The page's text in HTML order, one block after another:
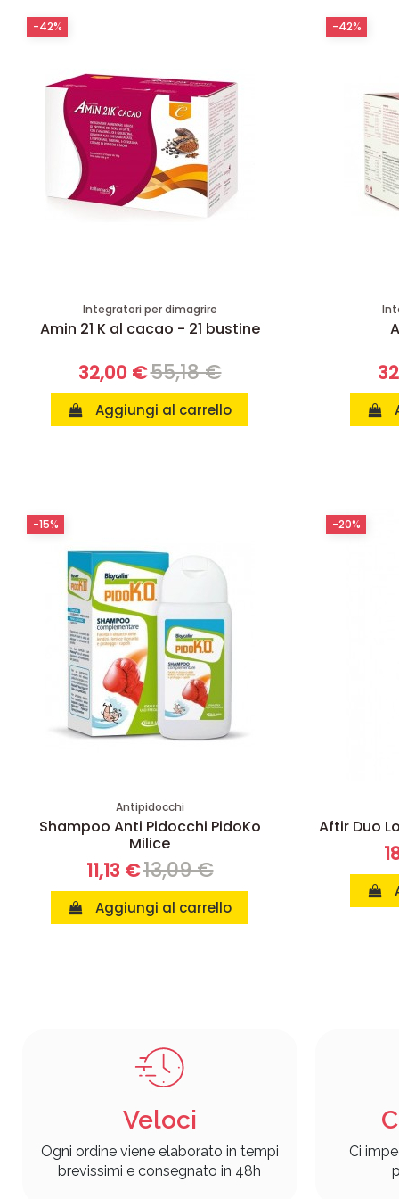
Integratori per dimagrire
Amin 21 K al cacao - 21 bustine
32,00 €55,18 €
Aggiungi al carrello
-42% -42%
Antipidocchi
Shampoo Anti Pidocchi PidoKo
Milice
11,13 €13,09 €
Aggiungi al carrello
-15%
Aftir Duo
-20%
Veloci
Ogni ordine viene elaborato in tempi
brevissimi e consegnato in 48h
Ci